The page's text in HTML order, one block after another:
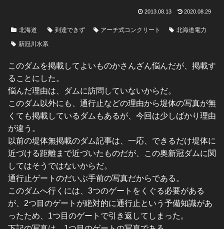
2013.08.13 2020.08.29
北海道 到達できず アーチ式コンクリート
北海道電力
新冠川水系
このダムを掲載してよいものかさんざん悩んだが、掲載す
ることにした。
悩んだ理由は、ダムに訪問していないからだ。
このダム以外にも、通行止などの理由から堤体の写真が無
くても掲載しているダムもあるが、今回は少しばかり理由
が違う。
以前の堤体無掲載のダム記事は、一応、できるだけ堤体に
近づける距離まで近づいたものだが、この奥新冠ダムに関
してはそうではないからだ。
通行止ゲートのだいぶ手前の写真だからである。
このダムへ行くには、3つのゲートをくぐる必要がある
が、2つ目のゲートが絶対的に通行止という予備知識があ
ったため、1つ目のゲートで引き返してしまった。